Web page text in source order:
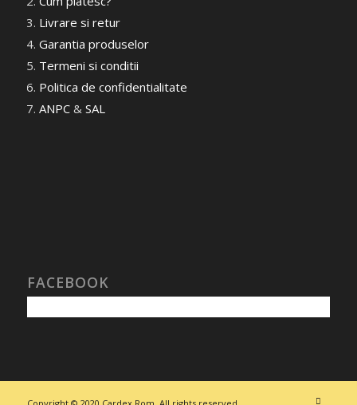
Livrare si retur
Garantia produselor
Termeni si conditii
Politica de confidentialitate
ANPC& SAL
FACEBOOK